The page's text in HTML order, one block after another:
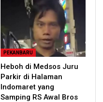
PEKANBARU
Heboh di Medsos Juru
Parkir di Halaman
Indomaret yang
Samping RS Awal Bros